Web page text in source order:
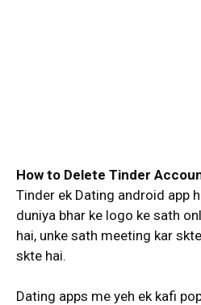
How to Delete Tinder
Tinder ek Dating android app
duniya bhar ke logo ke sath
hai, unke sath meeting kar
skte hai.
Dating apps me yeh ek kafi